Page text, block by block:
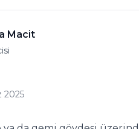
Macit
2025